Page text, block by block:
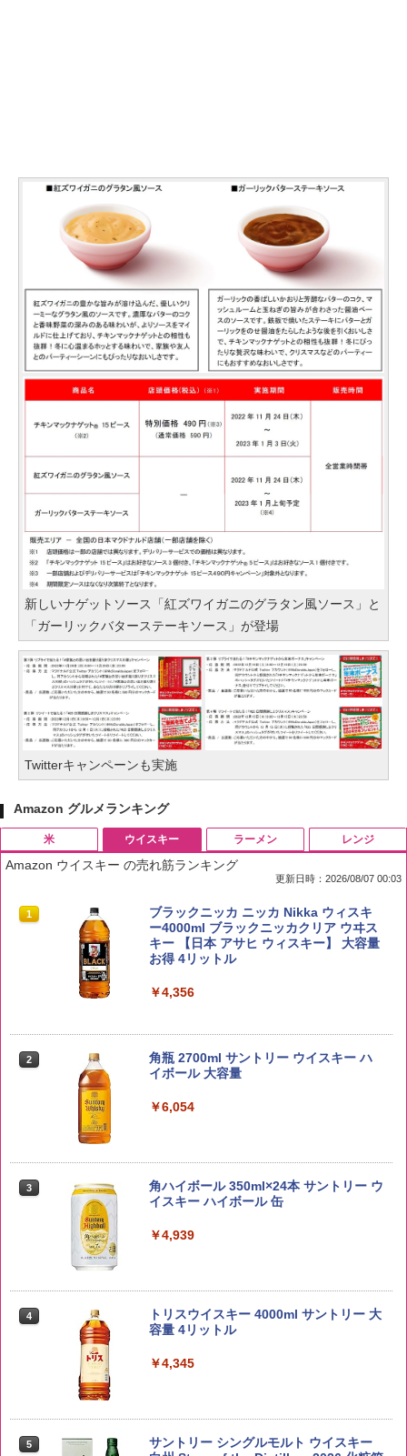
新しいナゲットソース「紅ズワイガニのグラタン風ソース」と
「ガーリックバターステーキソース」が登場
Twitterキャンペーンも実施
Amazon グルメランキング
米
1 by Amazon 国産ブレンド米 精米 5kg
￥2,650
5kg 長野県産 令和7年産
kg 業務用 お米マイスターブレンド
米 5kg
5kg
ウイスキー
Amazon ウイスキー の売れ筋ランキング
更新日時：2026/08/07 00:03
1
ブラックニッカ ニッカ Nikka ウィスキ
ー4000ml ブラックニッカクリア ウヰス
キー 【日本 アサヒ ウィスキー】 大容量
お得 4リットル
￥4,356
2
角瓶 2700ml サントリー ウイスキー ハ
イボール 大容量
￥6,054
3
角ハイボール 350ml×24本 サントリー ウ
イスキー ハイボール 缶
￥4,939
4
トリスウイスキー 4000ml サントリー 大
容量 4リットル
￥4,345
5
サントリー シングルモルト ウイスキー
ラーメン レンジ